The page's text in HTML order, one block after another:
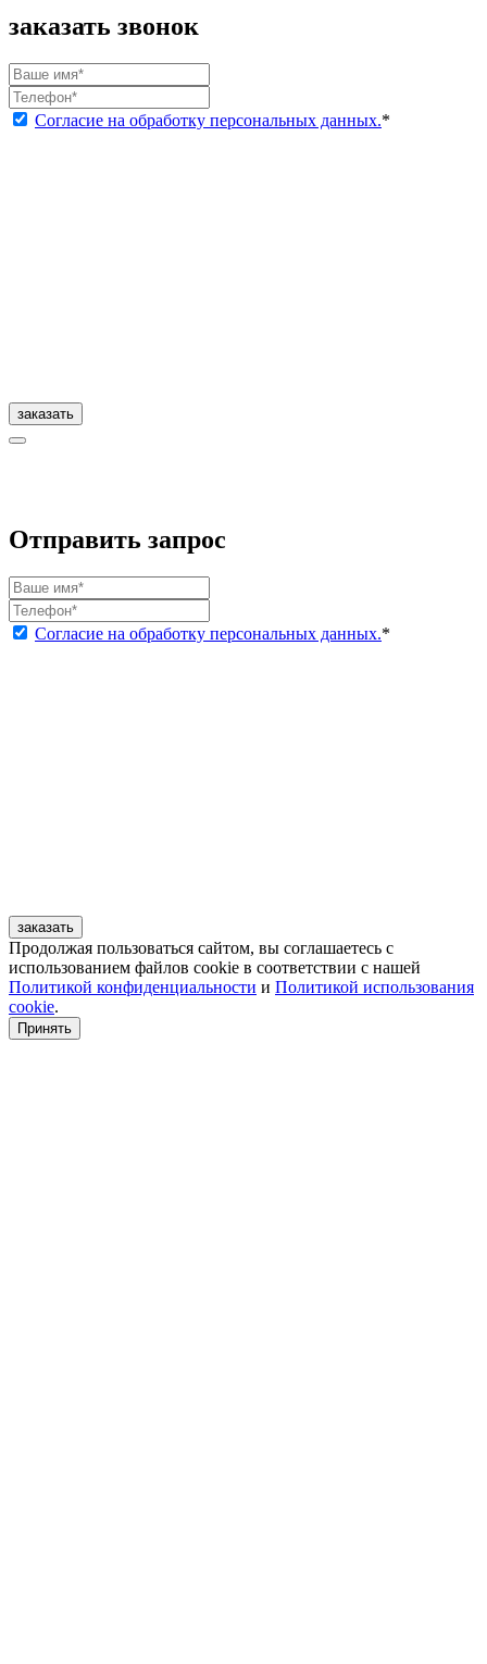
заказать звонок
Согласие на обработку персональных данных.*
заказать
Отправить запрос
Согласие на обработку персональных данных.*
заказать
Продолжая пользоваться сайтом, вы соглашаетесь с
использованием файлов cookie в соответствии с нашей
Политикой конфиденциальности и Политикой использования
cookie.
Принять